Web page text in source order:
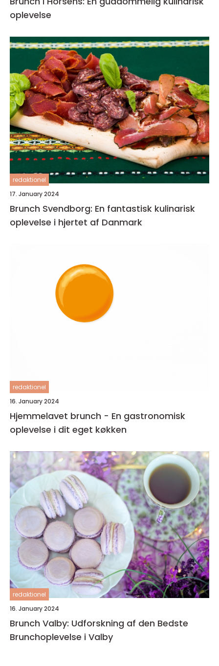
oplevelse
redaktionel
17. January 2024
Brunch Svendborg: En fantastisk kulinarisk
oplevelse i hjertet af Danmark
redaktionel
16. January 2024
Hjemmelavet brunch - En gastronomisk
oplevelse i dit eget køkken
redaktionel
16. January 2024
Brunch Valby: Udforskning af den Bedste
Brunchoplevelse i Valby